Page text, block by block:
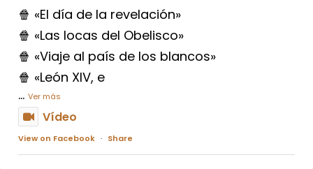
🍿 «El día de la revelación»
🍿 «Las locas del Obelisco»
🍿 «Viaje al país de los blancos»
🍿 «León XIV, e
... Ver más
Vídeo
View on Facebook · Share